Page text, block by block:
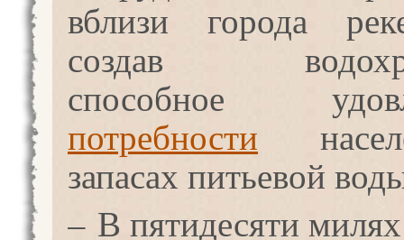
вблизи города
создав
способное
потребности
запасах питьевой
– В пятидесяти